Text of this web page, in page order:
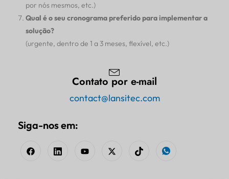
por nós mesmos, etc.)
Qual é o seu cronograma preferido para implementar a
solução?
(urgente, dentro de 1 a 3 meses, flexível, etc.)
Contato por e-mail
contact@lansitec.com
Siga-nos em: